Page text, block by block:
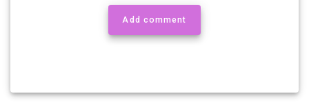
Add comment